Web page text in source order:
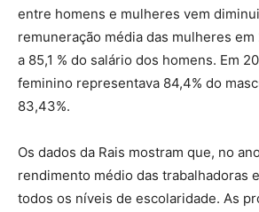
entre homens e mulheres vem
remuneração média das mulheres
a 85,1 % do salário dos homens. Em
feminino representava 84,4% do
83,43%.
Os dados da Rais mostram que, no
rendimento médio das trabalhadoras
todos os níveis de escolaridade. As